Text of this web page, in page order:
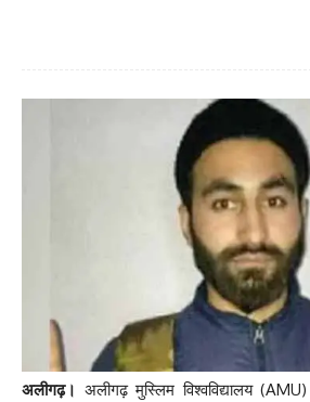
अलीगढ़। अलीगढ़ मुस्लिम विश्वविद्यालय